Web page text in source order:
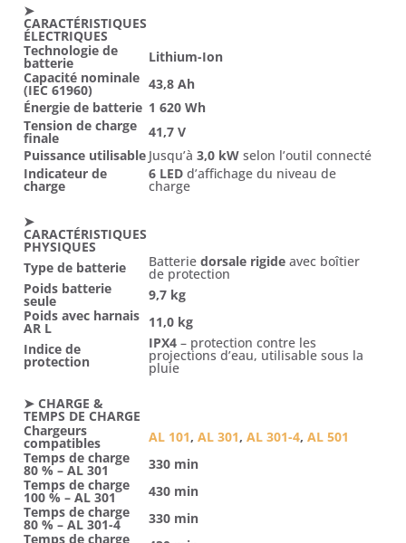
➤
CARACTÉRISTIQUES
ÉLECTRIQUES
Technologie de
batterie
Lithium-Ion
Capacité nominale
(IEC 61960)
43,8 Ah
Énergie de batterie 1 620 Wh
Tension de charge
finale
41,7 V
Puissance utilisable Jusqu’à 3,0 kW selon l’outil connecté
Indicateur de
charge
6 LED d’affichage du niveau de
charge
➤
CARACTÉRISTIQUES
PHYSIQUES
Type de batterie
Batterie dorsale rigide avec boîtier
de protection
Poids batterie
seule
9,7 kg
Poids avec harnais
AR L
11,0 kg
Indice de
protection
IPX4 – protection contre les
projections d’eau, utilisable sous la
pluie
➤ CHARGE &
TEMPS DE CHARGE
Chargeurs
compatibles AL 101, AL 301, AL 301-4, AL 501
Temps de charge
80 % – AL 301
330 min
Temps de charge
100 % – AL 301
430 min
Temps de charge
80 % – AL 301-4
330 min
Temps de charge